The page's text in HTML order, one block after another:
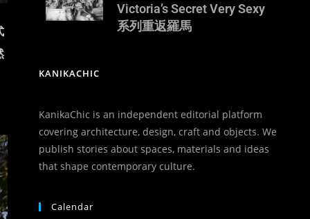
Victoria’s Secret Very Sexy
系列重返羅馬
KANIKACHIC
KanikaChic is an independent editorial platform
covering architecture, design, craft and objects. We
publish stories about spaces, materials and ideas
that shape contemporary culture.
Calendar